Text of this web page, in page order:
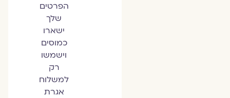
הפרטים
שלך
ישארו
כמוסים
וישמשו
רק
למשלוח
אגרת